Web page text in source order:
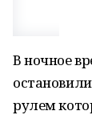
В ночное
рулем